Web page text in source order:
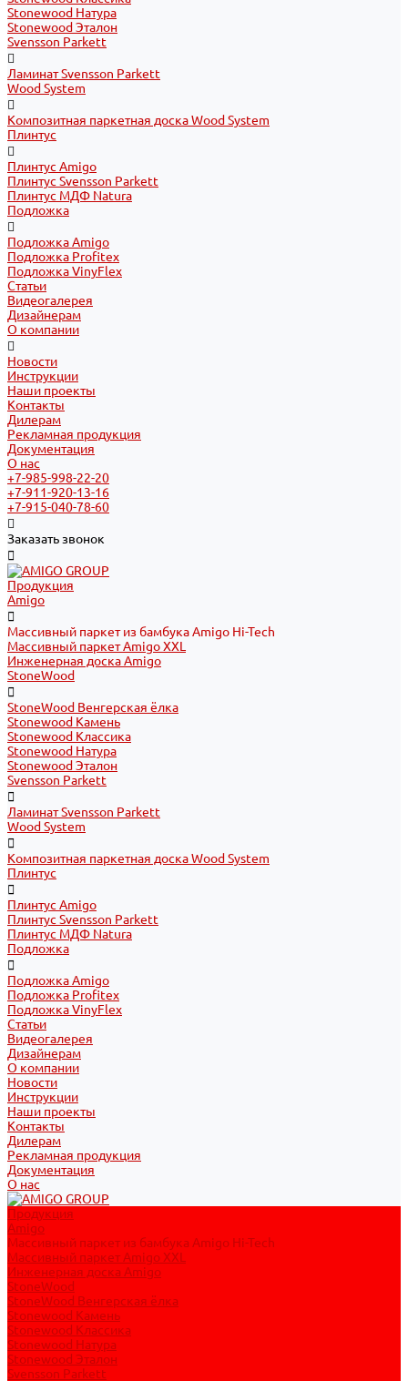
Stonewood Натура
Stonewood Эталон
Svensson Parkett
Ламинат Svensson Parkett
Wood System
Композитная паркетная доска Wood System
Плинтус
Плинтус Amigo
Плинтус Svensson Parkett
Плинтус МДФ Natura
Подложка
Подложка Amigo
Подложка Profitex
Подложка VinyFlex
Статьи
Видеогалерея
Дизайнерам
О компании
Новости
Инструкции
Наши проекты
Контакты
Дилерам
Рекламная продукция
Документация
О нас
+7-985-998-22-20
+7-911-920-13-16
+7-915-040-78-60
Заказать звонок
Продукция
Amigo
Массивный паркет из бамбука Amigo Hi-Tech
Массивный паркет Amigo XXL
Инженерная доска Amigo
StoneWood
StoneWood Венгерская ёлка
Stonewood Камень
Stonewood Классика
Stonewood Натура
Stonewood Эталон
Svensson Parkett
Ламинат Svensson Parkett
Wood System
Композитная паркетная доска Wood System
Плинтус
Плинтус Amigo
Плинтус Svensson Parkett
Плинтус МДФ Natura
Подложка
Подложка Amigo
Подложка Profitex
Подложка VinyFlex
Статьи
Видеогалерея
Дизайнерам
О компании
Новости
Инструкции
Наши проекты
Контакты
Дилерам
Рекламная продукция
Документация
О нас
Продукция
Amigo
Массивный паркет из бамбука Amigo Hi-Tech
Массивный паркет Amigo XXL
Инженерная доска Amigo
StoneWood
StoneWood Венгерская ёлка
Stonewood Камень
Stonewood Классика
Stonewood Натура
Stonewood Эталон
Svensson Parkett